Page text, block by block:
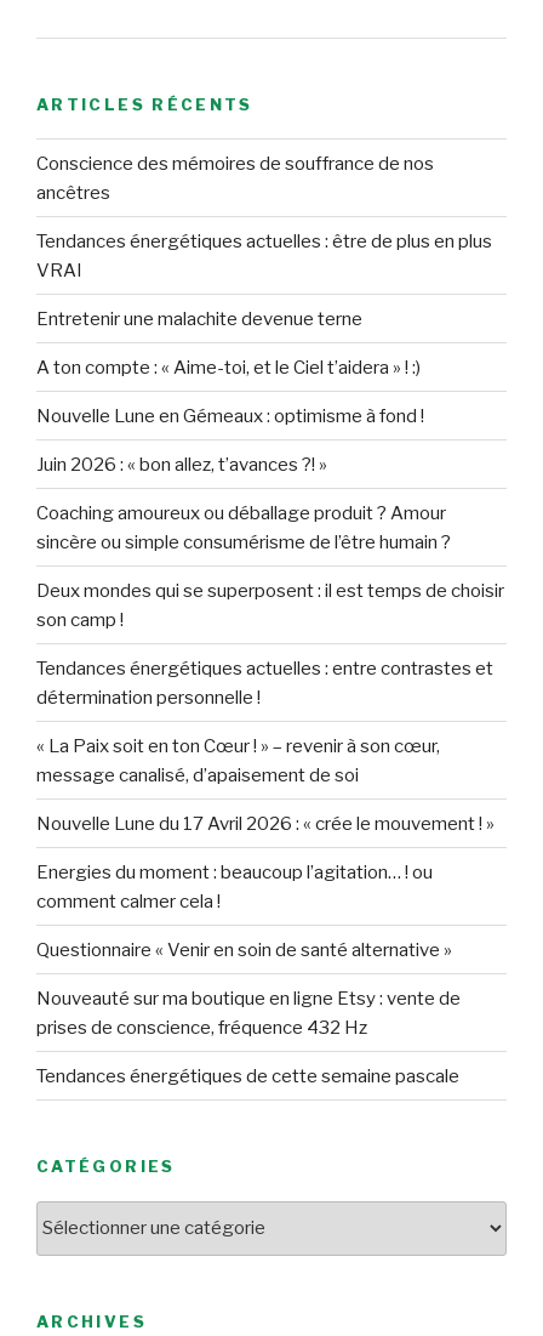
ARTICLES RÉCENTS
Conscience des mémoires de souffrance de nos
ancêtres
Tendances énergétiques actuelles : être de plus en plus
VRAI
Entretenir une malachite devenue terne
A ton compte : « Aime-toi, et le Ciel t’aidera » ! :)
Nouvelle Lune en Gémeaux : optimisme à fond !
Juin 2026 : « bon allez, t’avances ?! »
Coaching amoureux ou déballage produit ? Amour
sincère ou simple consumérisme de l’être humain ?
Deux mondes qui se superposent : il est temps de choisir
son camp !
Tendances énergétiques actuelles : entre contrastes et
détermination personnelle !
« La Paix soit en ton Cœur ! » – revenir à son cœur,
message canalisé, d’apaisement de soi
Nouvelle Lune du 17 Avril 2026 : « crée le mouvement ! »
Energies du moment : beaucoup l’agitation… ! ou
comment calmer cela !
Questionnaire « Venir en soin de santé alternative »
Nouveauté sur ma boutique en ligne Etsy : vente de
prises de conscience, fréquence 432 Hz
Tendances énergétiques de cette semaine pascale
CATÉGORIES
ARCHIVES